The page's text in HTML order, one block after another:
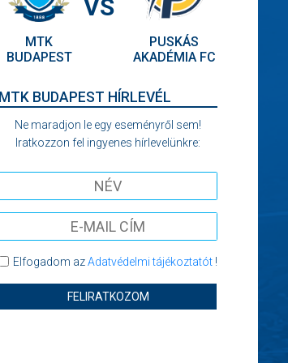
MTK
BUDAPEST
VS
PUSKÁS
AKADÉMIA FC
MTK BUDAPEST HÍRLEVÉL
Ne maradjon le egy eseményről sem!
Iratkozzon fel ingyenes hírlevelünkre:
Elfogadom azAdatvédelmi tájékoztatót!
FELIRATKOZOM